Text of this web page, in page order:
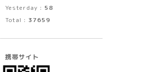
Yesterday : 58
Total : 37659
携帯サイト